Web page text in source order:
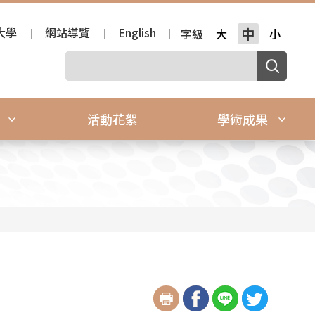
學 網站導覽 English 字級 大 中 小
活動花絮 學術成果